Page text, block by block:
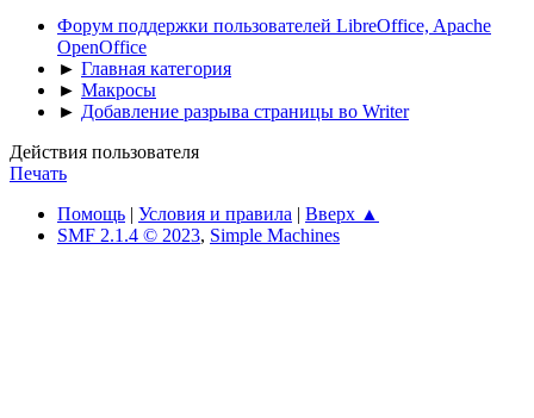
Форум поддержки пользователей LibreOffice, Apache
OpenOffice
► Главная категория
► Макросы
► Добавление разрыва страницы во Writer
Действия пользователя
Печать
Помощь
Условия и правила
Вверх ▲
SMF 2.1.4 © 2023, Simple Machines